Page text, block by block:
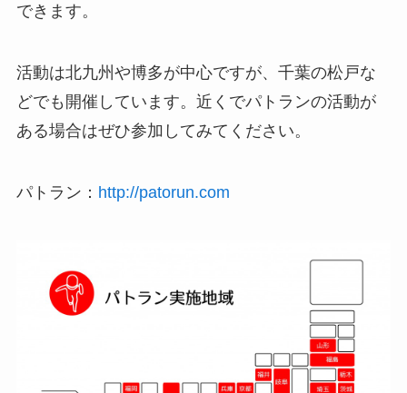
できます。
活動は北九州や博多が中心ですが、千葉の松戸な
どでも開催しています。近くでパトランの活動が
ある場合はぜひ参加してみてください。
パトラン： http://patorun.com